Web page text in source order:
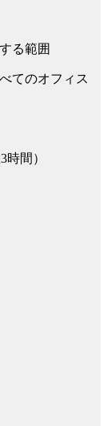
る範囲
てのオフィス
間）